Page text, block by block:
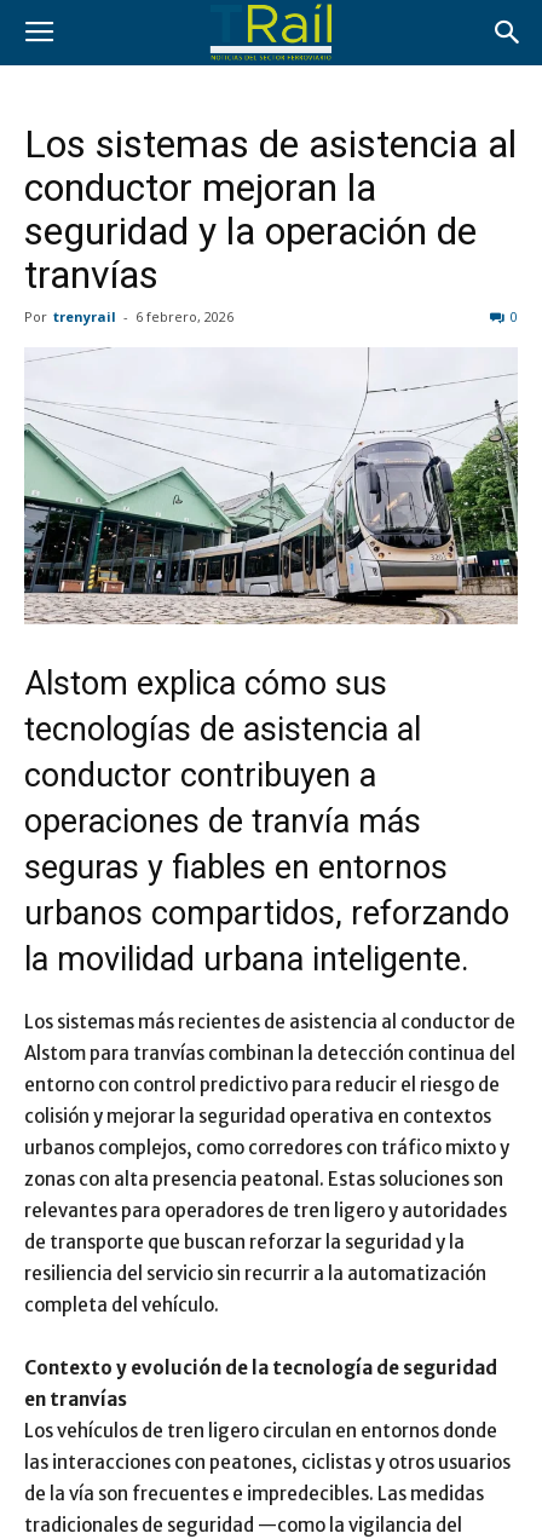
Los sistemas de asistencia al
conductor mejoran la
seguridad y la operación de
tranvías
Por trenyrail - 6 febrero, 2026 0
Alstom explica cómo sus
tecnologías de asistencia al
conductor contribuyen a
operaciones de tranvía más
seguras y fiables en entornos
urbanos compartidos, reforzando
la movilidad urbana inteligente.
Los sistemas más recientes de asistencia al conductor de
Alstom para tranvías combinan la detección continua del
entorno con control predictivo para reducir el riesgo de
colisión y mejorar la seguridad operativa en contextos
urbanos complejos, como corredores con tráfico mixto y
zonas con alta presencia peatonal. Estas soluciones son
relevantes para operadores de tren ligero y autoridades
de transporte que buscan reforzar la seguridad y la
resiliencia del servicio sin recurrir a la automatización
completa del vehículo.
Contexto y evolución de la tecnología de seguridad
en tranvías
Los vehículos de tren ligero circulan en entornos donde
las interacciones con peatones, ciclistas y otros usuarios
de la vía son frecuentes e impredecibles. Las medidas
tradicionales de seguridad —como la vigilancia del